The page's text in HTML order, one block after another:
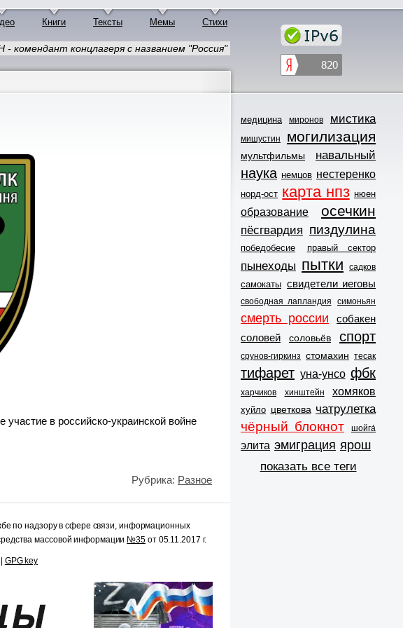
Книги Тексты Мемы Стихи
- комендант концлагеря с названием "Россия"
в российско-украинской войне
Рубрика: Разное
по надзору в сфере связи, информационных
массовой информации №35от 05.11.2017 г.
GPG key
медицина миронов мистика
мишустин могилизация
мультфильмы навальный
наука немцов нестеренко
норд-ост карта нпз нюен
образование осечкин
пёсгвардия пиздулина
победобесие правый сектор
пынеходы пытки садков
самокаты свидетели иеговы
свободная лапландия симоньян
смерть россии
собакен
соловей
соловьёв спорт
срунов-гиркинз стомахин тесак
тифарет уна-унсо фбк
харчиков хинштейн хомяков
хуйло цветкова чатрулетка
чёрный блокнот шойга́
элита эмиграция ярош
показать все теги